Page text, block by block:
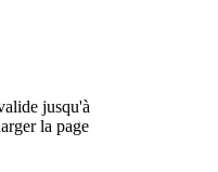
jusqu'à
la page